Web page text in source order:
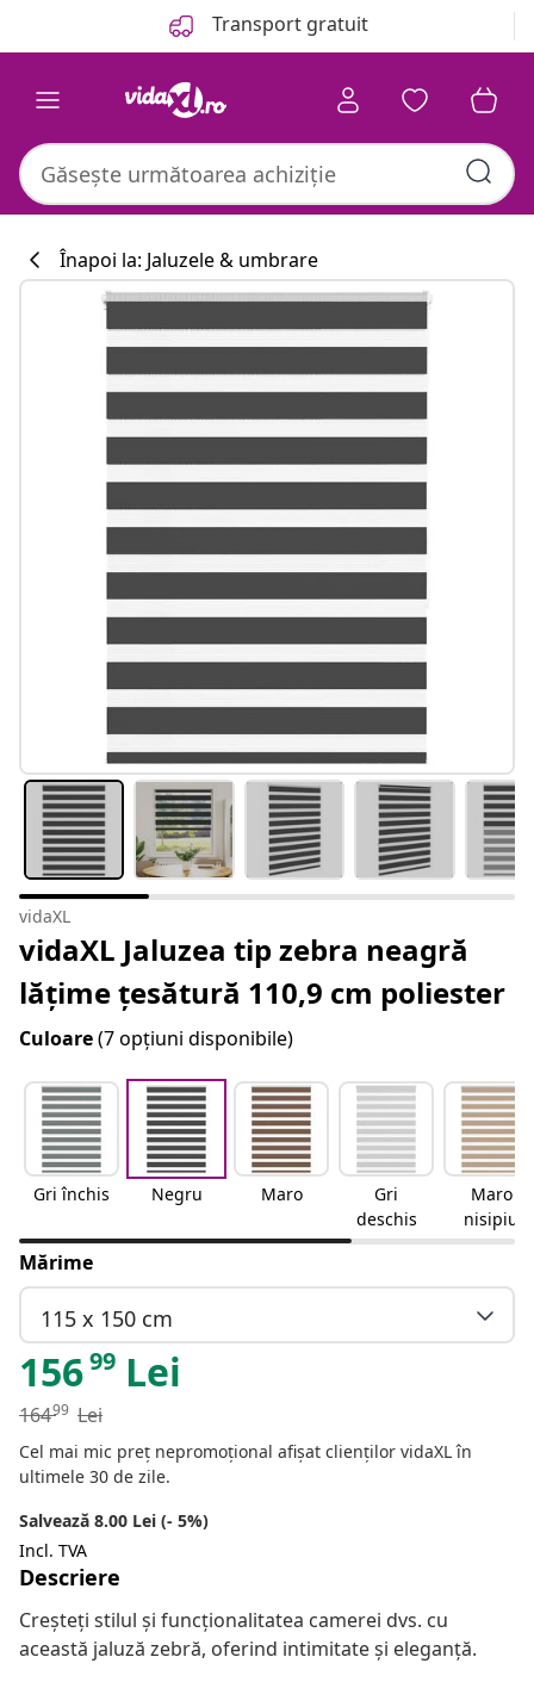
Transport gratuit
Înapoi la: Jaluzele & umbrare
vidaXL
vidaXL Jaluzea tip zebra neagră
lățime țesătură 110,9 cm poliester
Culoare(7 opțiuni disponibile)
Gri închis Negru Maro
Gri
deschis
Maro
nisipiu
Mărime
115 x 150 cm
15699 Lei
16499 Lei
Cel mai mic preț nepromoțional afișat clienților vidaXL în
ultimele 30 de zile.
Salvează 8.00 Lei (- 5%)
Incl. TVA
Descriere
Creșteți stilul și funcționalitatea camerei dvs. cu
această jaluză zebră, oferind intimitate și eleganță.